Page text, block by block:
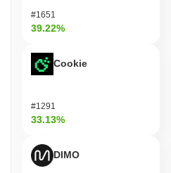
#1651
39.22%
Cookie
#1291
33.13%
DIMO